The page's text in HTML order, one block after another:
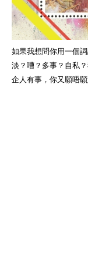
如果我想問你用一個
淡？嘈？多事？自私
企人有事，你又願唔